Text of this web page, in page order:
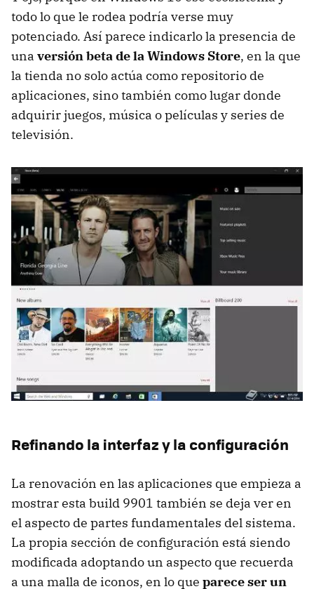
todo lo que le rodea podría verse muy
potenciado. Así parece indicarlo la presencia de
una versión beta de la Windows Store, en la que
la tienda no solo actúa como repositorio de
aplicaciones, sino también como lugar donde
adquirir juegos, música o películas y series de
televisión.
Refinando la interfaz y la configuración
La renovación en las aplicaciones que empieza a
mostrar esta build 9901 también se deja ver en
el aspecto de partes fundamentales del sistema.
La propia sección de configuración está siendo
modificada adoptando un aspecto que recuerda
a una malla de iconos, en lo que parece ser un